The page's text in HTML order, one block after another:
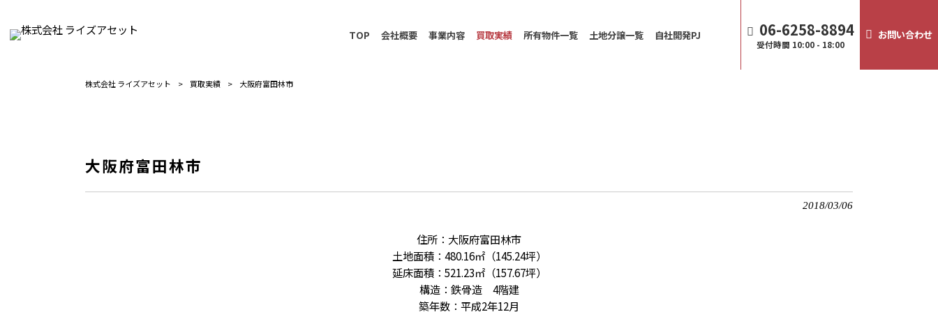
TOP 会社概要 事業内容 買取実績 所有物件一覧 土地分譲一覧 自社開発PJ 06-6258-8894
受付時間 10:00 - 18:00
お問い合わせ
株式会社 ライズアセット > 買取実績 > 大阪府富田林市
大阪府富田林市
2018/03/06
住所：大阪府富田林市
土地面積：480.16㎡（145.24坪）
延床面積：521.23㎡（157.67坪）
構造：鉄骨造 4階建
築年数：平成2年12月